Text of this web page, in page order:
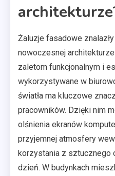
Żaluzje fasadowe
nowoczesnej
zaletom funkcjonalnym i
wykorzystywane w
światła ma kluczowe
pracowników. Dzięki nim
olśnienia ekranów
przyjemnej atmosfery
korzystania z sztucznego
dzień. W budynkach